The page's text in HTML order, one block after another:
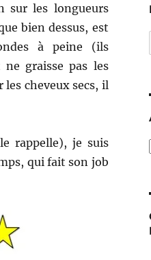
sur les longueurs
bien dessus, est
à peine (ils
graisse pas les
cheveux secs, il
rappelle), je suis
qui fait son job